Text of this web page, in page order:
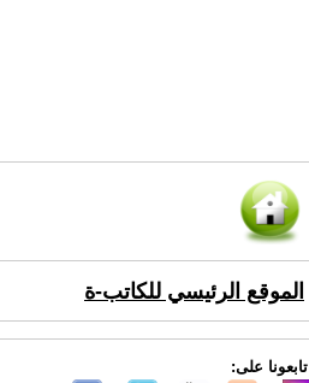
الموقع الرئيسي للكاتب-ة
تابعونا على: